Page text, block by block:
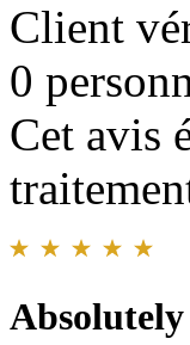
Client
0
Cet avis